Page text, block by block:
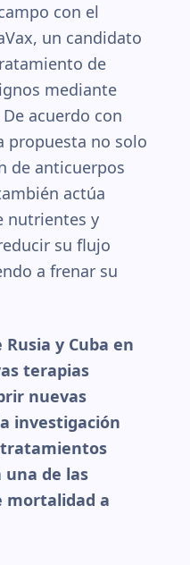
con el
un candidato
de
mediante
acuerdo con
propuesta no solo
de anticuerpos
actúa
nutrientes y
su flujo
a frenar su
y Cuba en
terapias
nuevas
investigación
tratamientos
de las
mortalidad a